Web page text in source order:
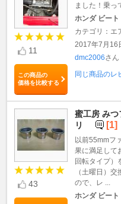
11
この商品の
価格を比較する
ました！乗っ
ホンダ ビート
カテゴリ：エ
2017年7月16
dmc2006さん
同じ商品のレ
43
蜜工房 みつ
リ
[1]
以前55mmフ
果に満足して
回転タイプ）
（土曜日）
ので、レ ...
ホンダ ビート